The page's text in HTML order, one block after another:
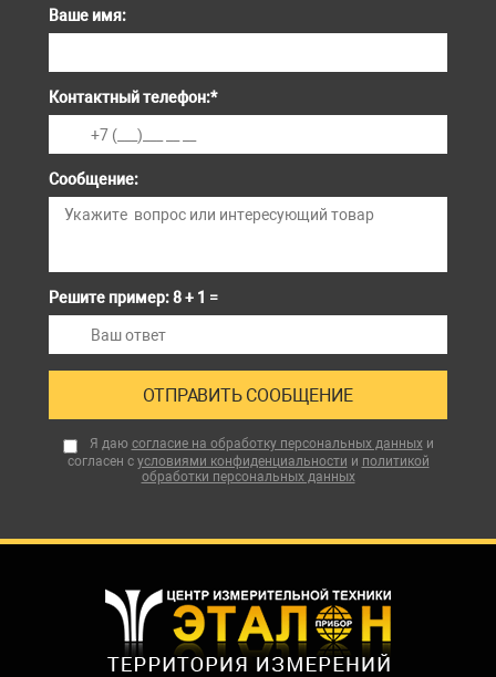
Ваше имя:
Контактный телефон:*
Сообщение:
Решите пример: 8 + 1 =
Я даю согласие на обработку персональных данныхи
согласен с условиями конфиденциальности и политикой
обработки персональных данных